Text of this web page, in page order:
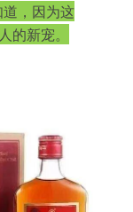
，因为这
的新宠。